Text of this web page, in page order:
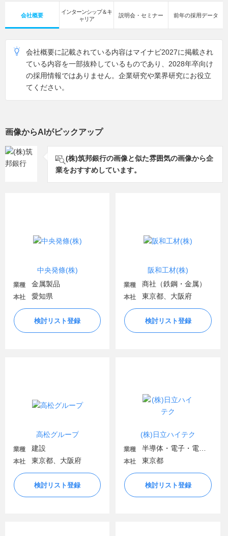
会社概要
インターンシップ＆キ
ャリア
説明会・セミナー 前年の採用データ
会社概要に記載されている内容はマイナビ2027に掲載され
ている内容を一部抜粋しているものであり、2028年卒向け
の採用情報ではありません。企業研究や業界研究にお役立
てください。
画像からAIがピックアップ
(株)筑邦銀行の画像と似た雰囲気の画像から企
業をおすすめしています。
中央発條(株)
業種 金属製品
本社 愛知県
検討リスト登録
阪和工材(株)
業種 商社（鉄鋼・金属）
本社 東京都、大阪府
検討リスト登録
高松グループ
業種 建設
本社 東京都、大阪府
検討リスト登録
(株)日立ハイテク
業種
本社 東京都
検討リスト登録